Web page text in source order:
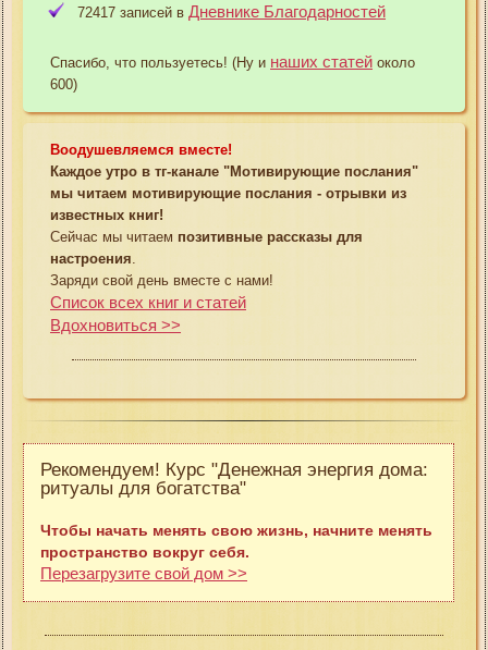
72417 записей в Дневнике Благодарностей
Спасибо, что пользуетесь! (Ну и наших статей около
600)
Воодушевляемся вместе!
Каждое утро в тг-канале "Мотивирующие послания"
мы читаем мотивирующие послания - отрывки из
известных книг!
Сейчас мы читаем позитивные рассказы для
настроения
Заряди свой день вместе с нами!
Список всех книг и статей
Вдохновиться >>
Рекомендуем! Курс "Денежная энергия дома:
ритуалы для богатства"
Чтобы начать менять свою жизнь, начните менять
пространство вокруг себя.
Перезагрузите свой дом >>